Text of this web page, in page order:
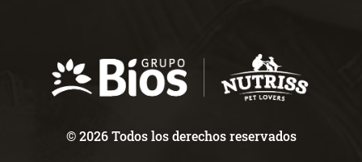
© 2026 Todos los derechos reservados